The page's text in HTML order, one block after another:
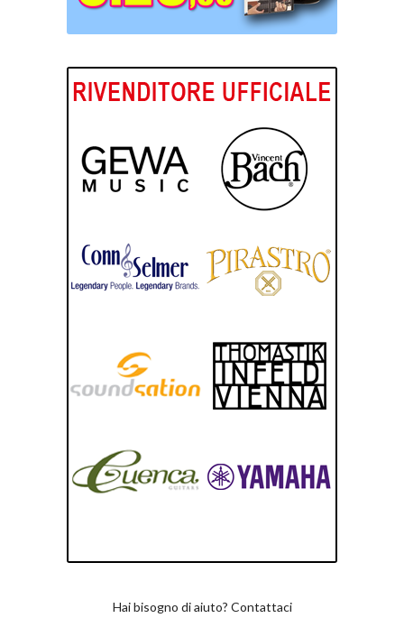
Hai bisogno di aiuto? Contattaci